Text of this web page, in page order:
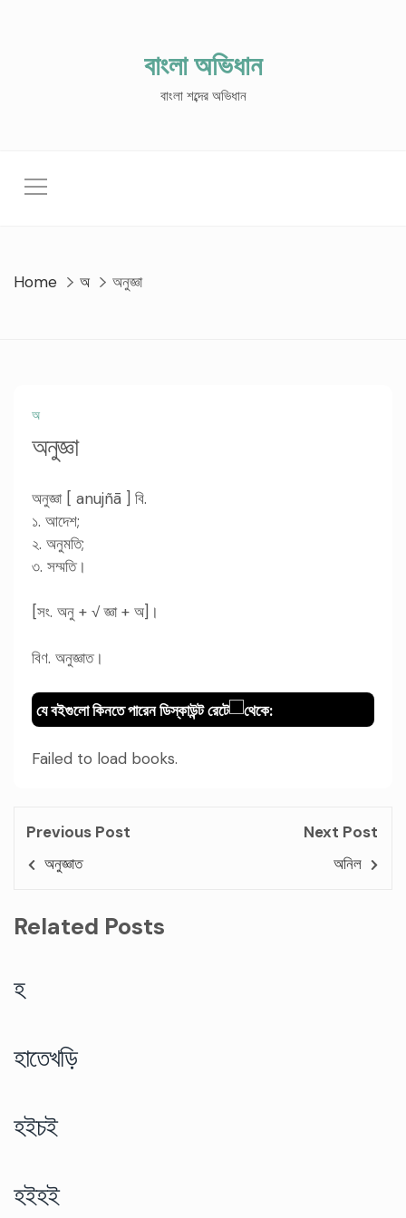
বাংলা অভিধান
বাংলা শব্দের অভিধান
Home অ অনুজ্ঞা
অ
অনুজ্ঞা
অনুজ্ঞা [ anujñā ] বি.
১. আদেশ;
২. অনুমতি;
৩. সম্মতি।
[সং. অনু + √ জ্ঞা + অ]।
বিণ. অনুজ্ঞাত।
যে বইগুলো কিনতে পারেন ডিস্কাউন্ট রেটে থেকে:
Failed to load books.
Previous Post
অনুজ্ঞাত
Next Post
অনিল
Related Posts
হ
হাতেখড়ি
হইচই
হইহই